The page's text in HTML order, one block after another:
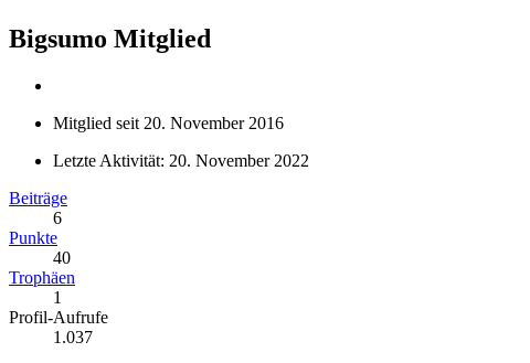
Bigsumo Mitglied
Mitglied seit 20. November 2016
Letzte Aktivität: 20. November 2022
Beiträge
6
Punkte
40
Trophäen
1
Profil-Aufrufe
1.037